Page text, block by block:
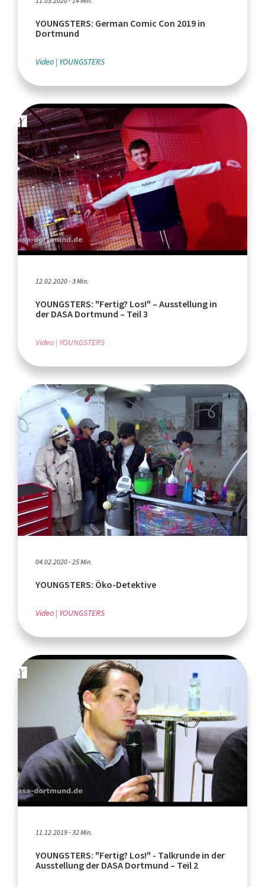
YOUNGSTERS: German Comic Con 2019 in
Dortmund
Video YOUNGSTERS
12.02.2020 - 3 Min.
YOUNGSTERS: "Fertig? Los!" – Ausstellung in
der DASA Dortmund – Teil 3
Video YOUNGSTERS
04.02.2020 - 25 Min.
YOUNGSTERS: Öko-Detektive
Video YOUNGSTERS
11.12.2019 - 32 Min.
YOUNGSTERS: "Fertig? Los!" - Talkrunde in der
Ausstellung der DASA Dortmund – Teil 2